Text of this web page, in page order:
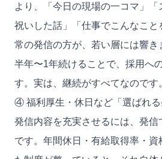
より、「今日の現場の一コマ」
祝いした話」「仕事でこんなこと
常の発信の方が、若い層には響き
半年〜1年続けることで、採用へ
す。実は、継続がすべてなのです
④ 福利厚生・休日など「選ばれ
発信内容を充実させるには、発
です。年間休日・有給取得率・